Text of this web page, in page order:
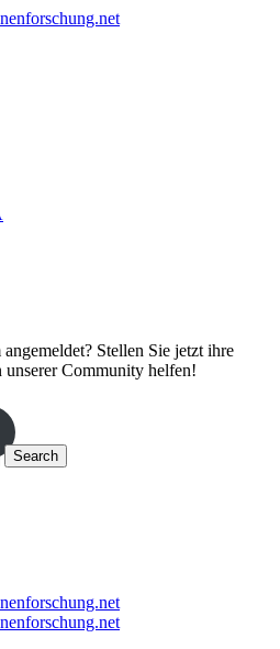
Stellen Sie jetzt ihre
unserer Community helfen!
Search